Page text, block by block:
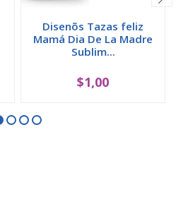
Disenõs Tazas feliz
Mamá Dia De La Madre
Sublim...
$1,00